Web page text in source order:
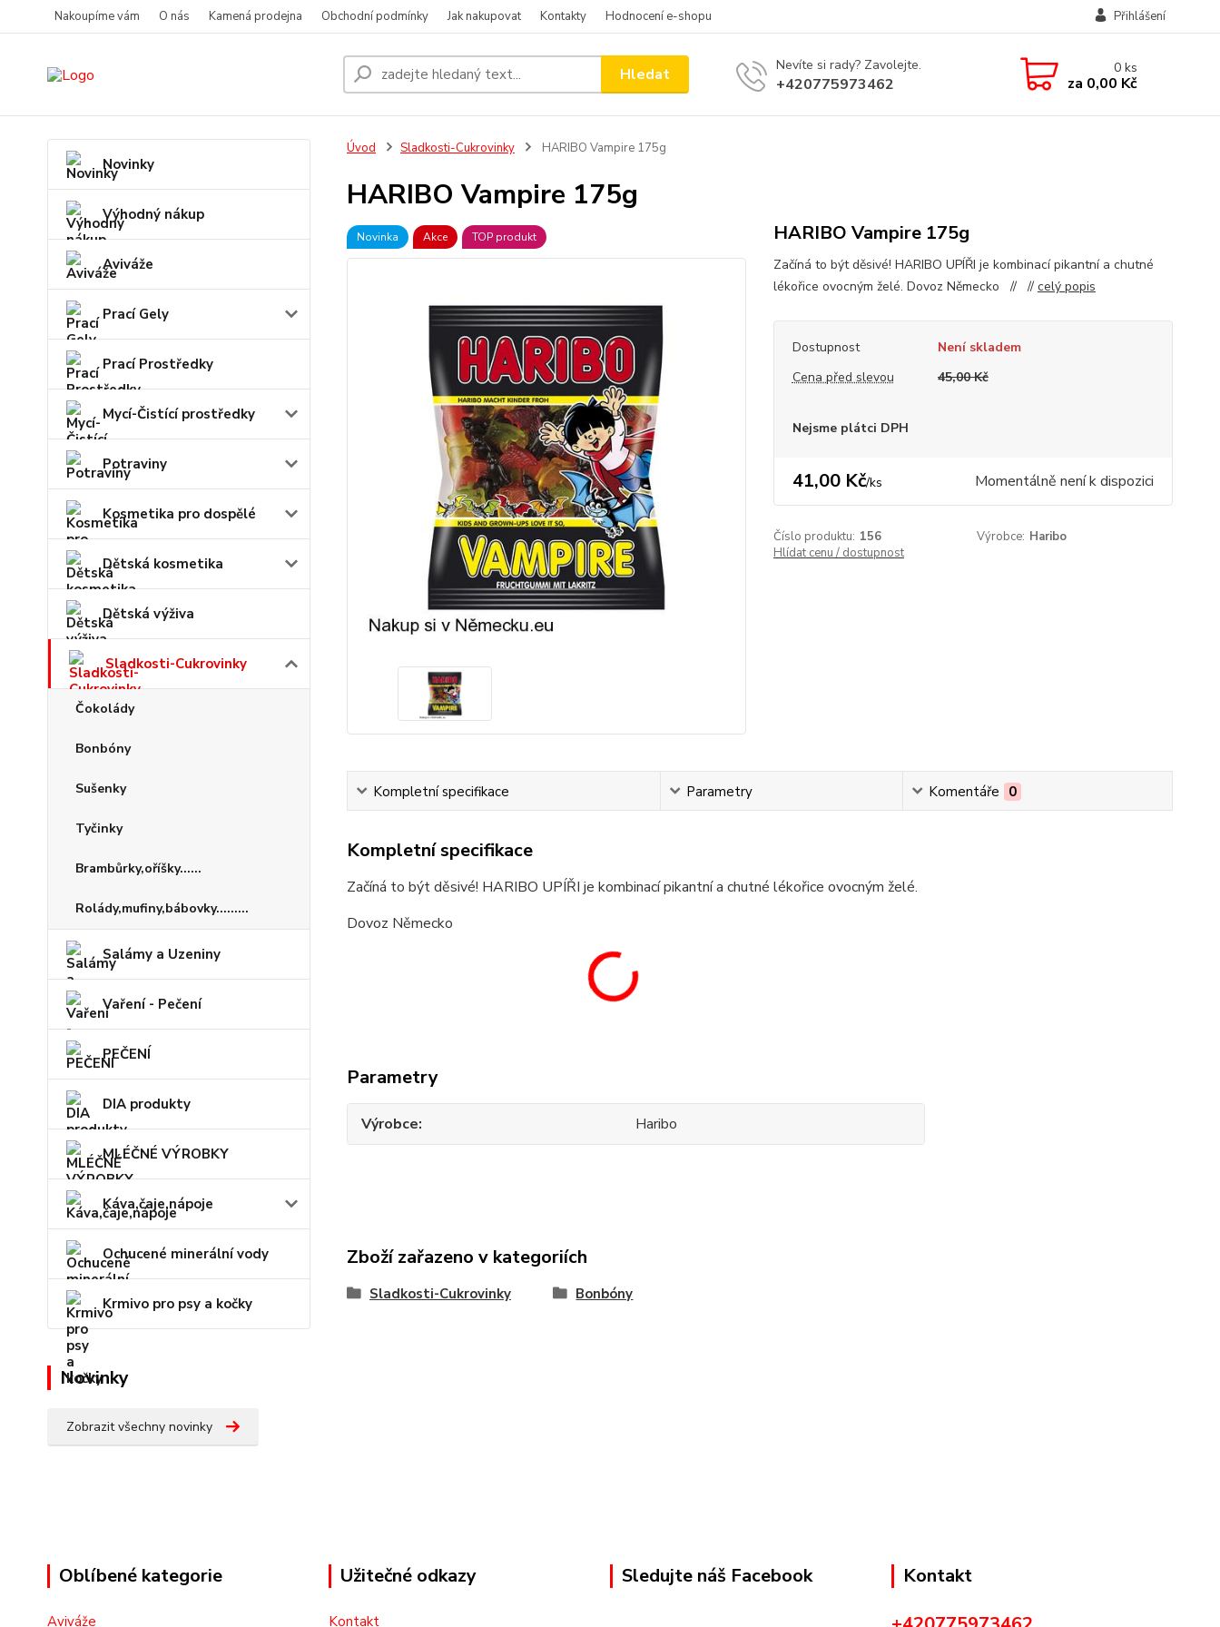
Nakoupíme vám O nás Kamená prodejna Obchodní podmínky Jak nakupovat Kontakty Hodnocení e-shopu Přihlášení
Hledat Nevíte si rady? Zavolejte.
+420775973462
0ks
za 0,00 Kč
Novinky
Výhodný nákup
Aviváže
Prací Gely
Prací Prostředky
Mycí-Čistící prostředky
Potraviny
Kosmetika pro dospělé
Dětská kosmetika
Dětská výživa
Sladkosti-Cukrovinky
Čokolády
Bonbóny
Sušenky
Tyčinky
Brambůrky,oříšky......
Rolády,mufiny,bábovky.........
Salámy a Uzeniny
Vaření - Pečení
PEČENÍ
DIA produkty
MLÉČNÉ VÝROBKY
Káva,čaje,nápoje
Ochucené minerální vody
Krmivo pro psy a kočky
Novinky
Zobrazit všechny novinky
Úvod Sladkosti-Cukrovinky HARIBO Vampire 175g
HARIBO Vampire 175g
Novinka Akce TOP produkt HARIBO Vampire 175g
Začíná to být děsivé! HARIBO UPÍŘI je kombinací pikantní a chutné
lékořice ovocným želé. Dovoz Německo // // celý popis
Dostupnost
Není skladem
Cena před slevou
45,00 Kč
Nejsme plátci DPH
41,00 Kč/ks Momentálně není k dispozici
Číslo produktu: 156 Výrobce: Haribo
Hlídat cenu / dostupnost
Kompletní specifikace Parametry Komentáře 0
Kompletní specifikace
Začíná to být děsivé! HARIBO UPÍŘI je kombinací pikantní a chutné lékořice ovocným želé.
Dovoz Německo
Parametry
Výrobce Haribo
Zboží zařazeno v kategoriích
Sladkosti-Cukrovinky Bonbóny
Oblíbené kategorie
Aviváže
Užitečné odkazy
Kontakt
Sledujte náš Facebook
Kontakt